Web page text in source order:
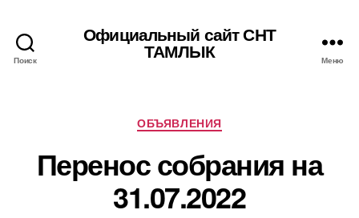
Поиск
Официальный сайт СНТ
ТАМЛЫК Меню
Рубрики
ОБЪЯВЛЕНИЯ
Перенос собрания на
31.07.2022